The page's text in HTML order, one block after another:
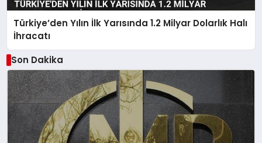
Türkiye’den Yılın İlk Yarısında 1.2 Milyar Dolarlık Halı
İhracatı
Son Dakika